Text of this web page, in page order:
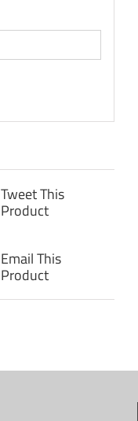
Tweet This
Product
Email This
Product